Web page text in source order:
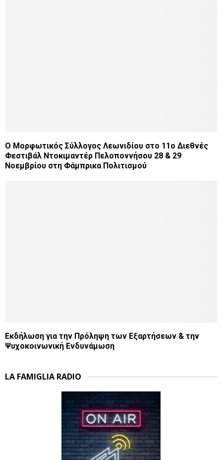
Ο Μορφωτικός Σύλλογος Λεωνιδίου στο 11ο Διεθνές
Φεστιβάλ Ντοκιμαντέρ Πελοποννήσου 28 & 29
Νοεμβρίου στη Φάμπρικα Πολιτισμού
Εκδήλωση για την Πρόληψη των Εξαρτήσεων & την
Ψυχοκοινωνική Ενδυνάμωση
LA FAMIGLIA RADIO